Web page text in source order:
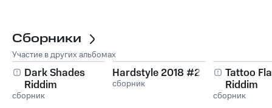
Сборники
Участие в других альбомах
Dark Shades
Riddim
сборник
Hardstyle 2018 #2
сборник
Tattoo
Riddim
сборник